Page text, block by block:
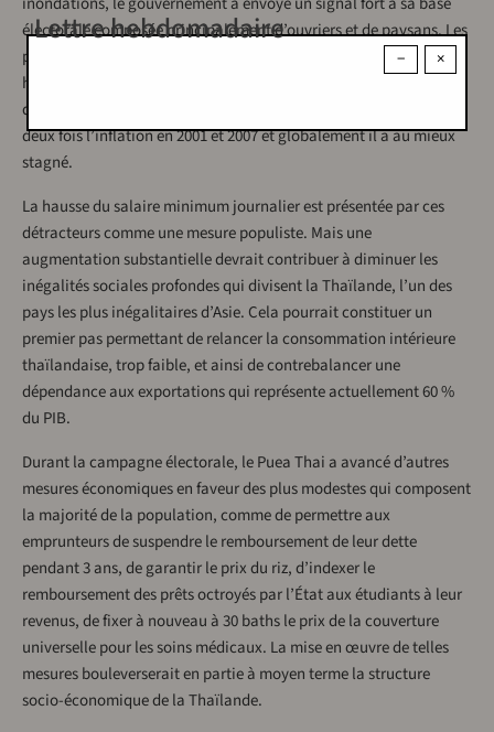
électorale composée principalement d’ouvriers et de paysans. Les
petites et moyennes entreprises seront les plus affectées par la
hausse des salaires. Mais si l’on regarde sur l’ensemble de la
décennie, l’augmentation du salaire minimum n’a dépassé que
deux fois l’inflation en 2001 et 2007 et globalement il a au mieux
stagné.
La hausse du salaire minimum journalier est présentée par ces
détracteurs comme une mesure populiste. Mais une
augmentation substantielle devrait contribuer à diminuer les
inégalités sociales profondes qui divisent la Thaïlande, l’un des
pays les plus inégalitaires d’Asie. Cela pourrait constituer un
premier pas permettant de relancer la consommation intérieure
thaïlandaise, trop faible, et ainsi de contrebalancer une
dépendance aux exportations qui représente actuellement 60 %
du PIB.
Durant la campagne électorale, le Puea Thai a avancé d’autres
mesures économiques en faveur des plus modestes qui composent
la majorité de la population, comme de permettre aux
emprunteurs de suspendre le remboursement de leur dette
pendant 3 ans, de garantir le prix du riz, d’indexer le
remboursement des prêts octroyés par l’État aux étudiants à leur
revenus, de fixer à nouveau à 30 baths le prix de la couverture
universelle pour les soins médicaux. La mise en œuvre de telles
mesures bouleverserait en partie à moyen terme la structure
socio-économique de la Thaïlande.
×
−
Lettre hebdomadaire